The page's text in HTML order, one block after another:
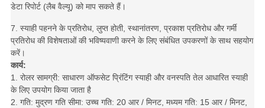
डेटा रिपोर्ट (लैब वैल्यू) को माप सकते हैं।
7. स्याही पहनने के प्रतिरोध, लुप्त होती, स्थानांतरण, प्रकाश प्रतिरोध और गर्मी
प्रतिरोध की विशेषताओं की भविष्यवाणी करने के लिए संबंधित उपकरणों के साथ सहयोग
करें।
कार्य:
1. रोलर सामग्री: साधारण ऑफसेट प्रिंटिंग स्याही और वनस्पति तेल आधारित स्याही
के लिए उपयोग किया जाता है
2. गति: मुद्रण गति सीमा: उच्च गति: 20 आर / मिनट, मध्यम गति: 15 आर / मिनट,